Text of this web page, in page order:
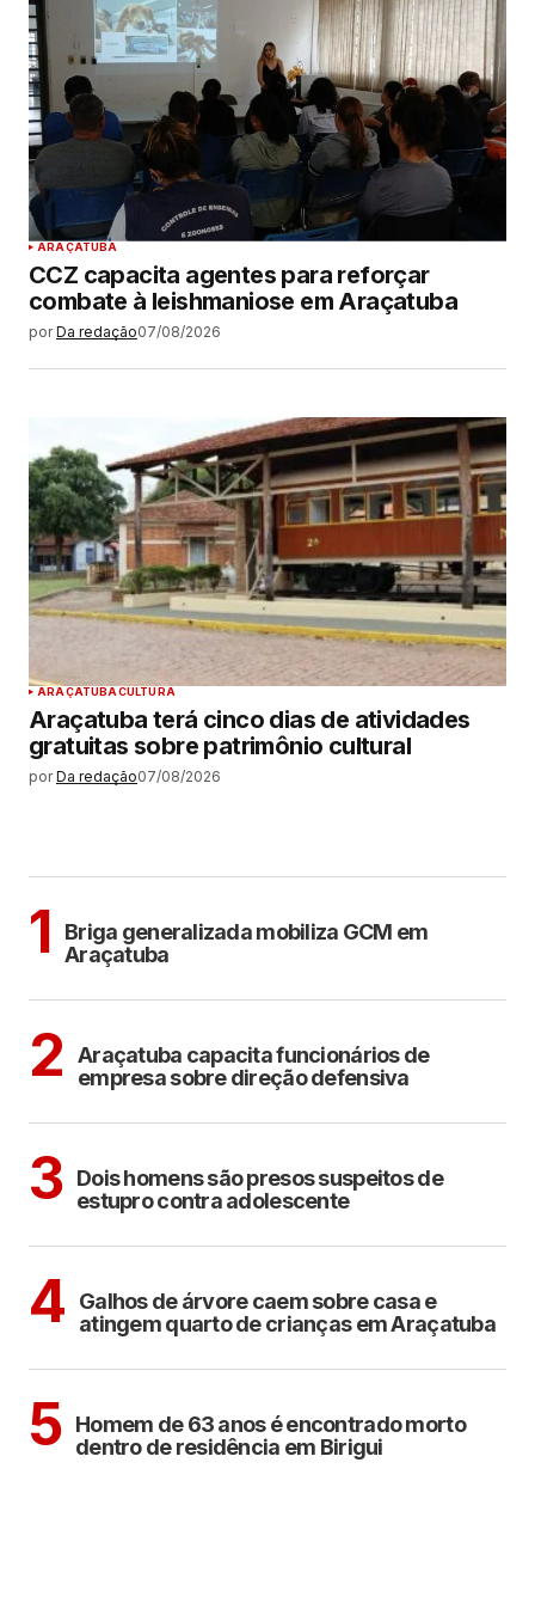
ARAÇATUBA
CCZ capacita agentes para reforçar
combate à leishmaniose em Araçatuba
por Da redação07/08/2026
ARAÇATUBACULTURA
Araçatuba terá cinco dias de atividades
gratuitas sobre patrimônio cultural
por Da redação07/08/2026
1
Briga generalizada mobiliza GCM em
Araçatuba
2
Araçatuba capacita funcionários de
empresa sobre direção defensiva
3 Dois homens são presos suspeitos de
estupro contra adolescente
4
Galhos de árvore caem sobre casa e
atingem quarto de crianças em Araçatuba
5 Homem de 63 anos é encontrado morto
dentro de residência em Birigui